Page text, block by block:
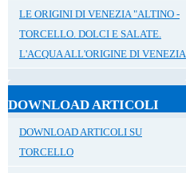
LE ORIGINI DI VENEZIA "ALTINO -
TORCELLO. DOLCI E SALATE.
L'ACQUA ALL'ORIGINE DI VENEZIA
DOWNLOAD ARTICOLI
DOWNLOAD ARTICOLI SU
TORCELLO